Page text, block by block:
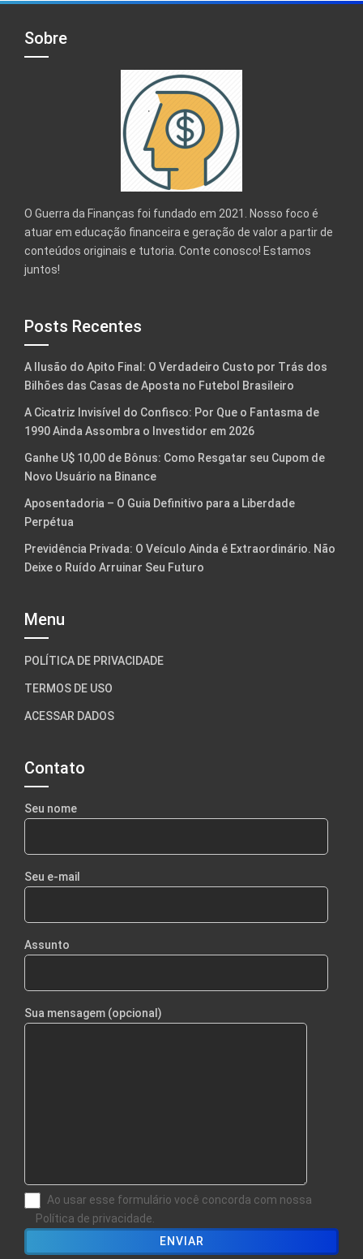
Sobre
O Guerra da Finanças foi fundado em 2021. Nosso foco é
atuar em educação financeira e geração de valor a partir de
conteúdos originais e tutoria. Conte conosco! Estamos
juntos!
Posts Recentes
A Ilusão do Apito Final: O Verdadeiro Custo por Trás dos
Bilhões das Casas de Aposta no Futebol Brasileiro
A Cicatriz Invisível do Confisco: Por Que o Fantasma de
1990 Ainda Assombra o Investidor em 2026
Ganhe U$ 10,00 de Bônus: Como Resgatar seu Cupom de
Novo Usuário na Binance
Aposentadoria – O Guia Definitivo para a Liberdade
Perpétua
Previdência Privada: O Veículo Ainda é Extraordinário. Não
Deixe o Ruído Arruinar Seu Futuro
Menu
POLÍTICA DE PRIVACIDADE
TERMOS DE USO
ACESSAR DADOS
Contato
Seu nome
Seu e-mail
Assunto
Sua mensagem (opcional)
Ao usar esse formulário você concorda com nossa
Política de privacidade.